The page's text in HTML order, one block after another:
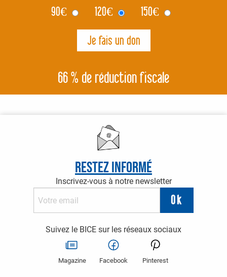
90€ 120€ 150€
66 % de réduction fiscale
Restez informé
Inscrivez-vous à notre newsletter
Suivez le BICE sur les réseaux sociaux
Magazine Facebook Pinterest